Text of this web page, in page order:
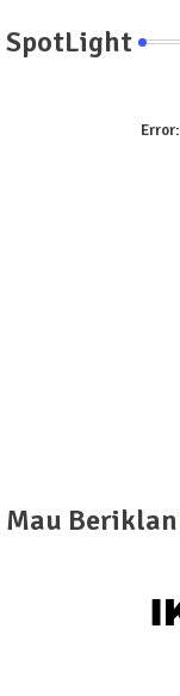
SpotLight
Error:
Mau Beriklan